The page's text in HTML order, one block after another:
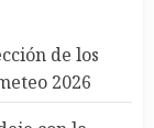
de los
2026